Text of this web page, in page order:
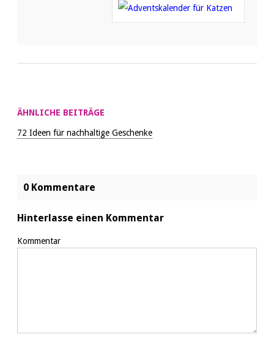
ÄHNLICHE BEITRÄGE
72 Ideen für nachhaltige Geschenke
0 Kommentare
Hinterlasse einen Kommentar
Kommentar